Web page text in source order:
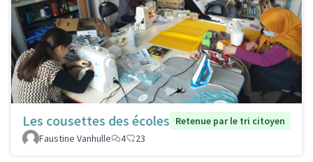
Les cousettes des écoles Retenue par le tri citoyen
Faustine Vanhulle
4 23